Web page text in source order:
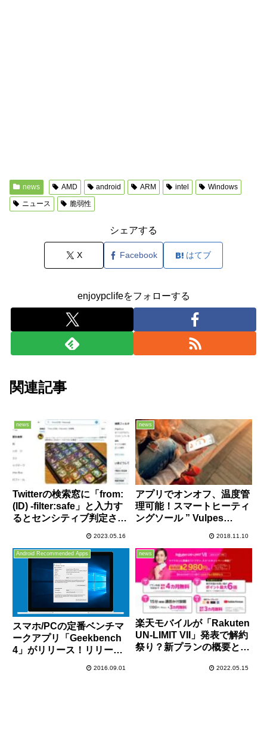
news AMD android ARM intel
Windows
ニュース
脆弱性
シェアする
X Facebook はてブ
enjoypclifeをフォローする
関連記事
news
Twitterの検索窓に「from:
(ID) -filter:safe」と入力す
るとセンシティブ判定され
2023.05.16
news
アプリでオンオフ、温度管
理可能！スマートヒーティ
ングソール ” Vulpes
足が冷えて困る人には朗報
かも！
2018.11.10
Android Recommended Apps
スマホ/PCの定番ベンチマ
ークアプリ「Geekbench
4」がリリース！リリース
iOS/Android版は無料です
2016.09.01
news
楽天モバイルが「Rakuten
UN-LIMIT VII」発表で解約
祭り？新プランの概要と0
おすすめ移行先を検証2022.05.15